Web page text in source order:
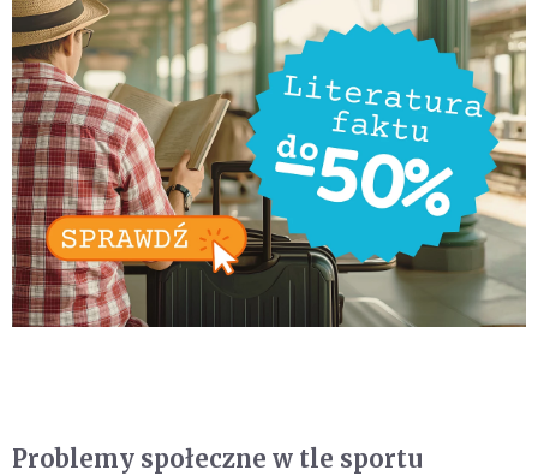
Problemy społeczne w tle sportu